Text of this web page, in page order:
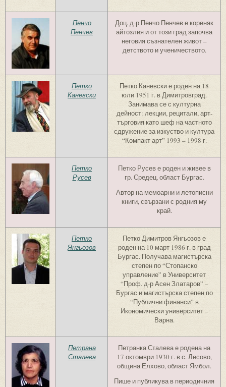
Пенчо
Пенчев
Доц. д-р Пенчо Пенчев е кореняк
айтозлия и от този град започва
неговия съзнателен живот –
детството и ученичеството.
Петко
Каневски
Петко Каневски е роден на 18
юли 1951 г. в Димитровград.
Занимава се с културна
дейност: лекции, рецитали, арт-
търговия като шеф на частното
сдружение за изкуство и култура
“Компакт арт” 1993 – 1998 г.
Петко
Русев
Петко Русев е роден и живее в
гр. Средец, област Бургас.
Автор на мемоарни и летописни
книги, свързани с родния му
край.
Петко
Янгьозов
Петко Димитров Янгьозов е
роден на 10 март 1986 г. в град
Бургас. Получава магистърска
степен по “Стопанско
управление” в Университет
“Проф. д-р Асен Златаров” –
Бургас и магистърска степен по
“Публични финанси” в
Икономически университет –
Варна.
Петрана
Сталева
Петранка Сталева е родена на
17 октомври 1930 г. в с. Лесово,
община Елхово, област Ямбол.
Пише и публикува в периодичния